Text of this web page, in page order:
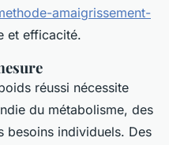
amaigrissement-
et efficacité.
réussi nécessite
du métabolisme, des
besoins individuels. Des